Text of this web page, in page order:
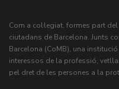
Com a col·legiat, formes part
ciutadans de Barcelona. Junts
Barcelona (CoMB), una
interessos de la professió,
pel dret de les persones a la